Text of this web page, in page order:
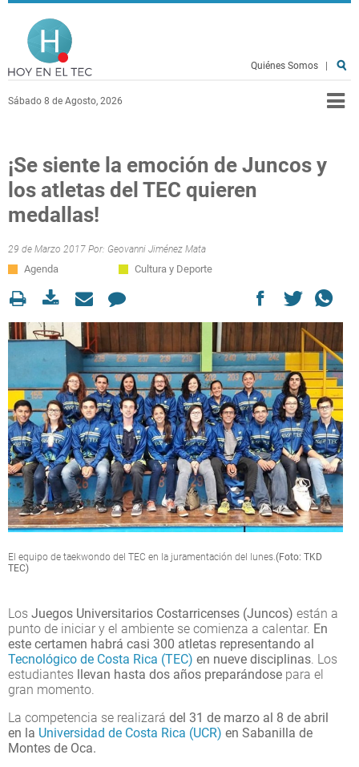
Pasar al contenido principal
Sábado 8 de Agosto, 2026
Quiénes Somos
¡Se siente la emoción de Juncos y
los atletas del TEC quieren
medallas!
29 de Marzo 2017 Por: Geovanni Jiménez Mata
Agenda Cultura y Deporte
El equipo de taekwondo del TEC en la juramentación del lunes.(Foto: TKD
TEC)
Los Juegos Universitarios Costarricenses (Juncos) están a
punto de iniciar y el ambiente se comienza a calentar. En
este certamen habrá casi 300 atletas representando al
Tecnológico de Costa Rica (TEC) en nueve disciplinas. Los
estudiantes llevan hasta dos años preparándose para el
gran momento.
La competencia se realizará del 31 de marzo al 8 de abril
en la Universidad de Costa Rica (UCR) en Sabanilla de
Montes de Oca.